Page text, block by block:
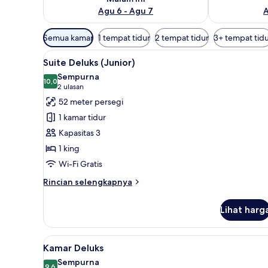
Agu 6 - Agu 7
Filter
tersedia
untuk
kamar
Semua kamar 1 tempat tidur 2 tempat tidur 3+ tempat
Lihat
semua
foto
untuk
Suite
Deluks
(Junior)
Seprai Frette Italia, seprai
7
Suite Deluks (Junior)
10,010,0 dari 10
Sempurna
2 ulasan
(2
ulasan)
52 meter persegi
1 kamar tidur
Kapasitas 3
1 king
Wi-Fi Gratis
Rincian selengkapnya
Rincian
Suite
Deluks
(Junior)
Lihat
Lihat
semua
Kamar Deluks | Seprai Frette
7
Kamar Deluks
Sempurna